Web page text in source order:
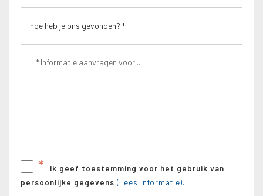
*
Ik geef toestemming voor het gebruik van
persoonlijke gegevens (Lees informatie).